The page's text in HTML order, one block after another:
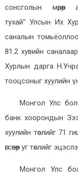
сонсголын
тухай" Улсын Их
саналын
81.2 хувийн
Хурлын дарга
тооцсоныг хуулийн
Монгол Улс
банк хоорондын
хуулийн төслийг 71
өгсөнөөр уг төслийг
Монгол Улс